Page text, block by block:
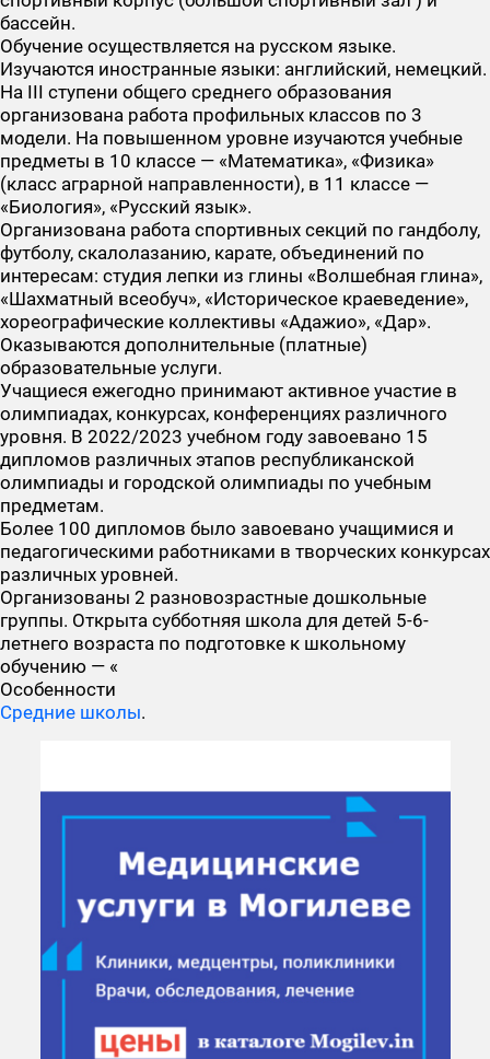
бассейн.
Обучение осуществляется на русском языке.
Изучаются иностранные языки: английский, немецкий.
На III ступени общего среднего образования
организована работа профильных классов по 3
модели. На повышенном уровне изучаются учебные
предметы в 10 классе — «Математика», «Физика»
(класс аграрной направленности), в 11 классе —
«Биология», «Русский язык».
Организована работа спортивных секций по гандболу,
футболу, скалолазанию, карате, объединений по
интересам: студия лепки из глины «Волшебная глина»,
«Шахматный всеобуч», «Историческое краеведение»,
хореографические коллективы «Адажио», «Дар».
Оказываются дополнительные (платные)
образовательные услуги.
Учащиеся ежегодно принимают активное участие в
олимпиадах, конкурсах, конференциях различного
уровня. В 2022/2023 учебном году завоевано 15
дипломов различных этапов республиканской
олимпиады и городской олимпиады по учебным
предметам.
Более 100 дипломов было завоевано учащимися и
педагогическими работниками в творческих конкурсах
различных уровней.
Организованы 2 разновозрастные дошкольные
группы. Открыта субботняя школа для детей 5-6-
летнего возраста по подготовке к школьному
обучению — «
Особенности
Средние школы.